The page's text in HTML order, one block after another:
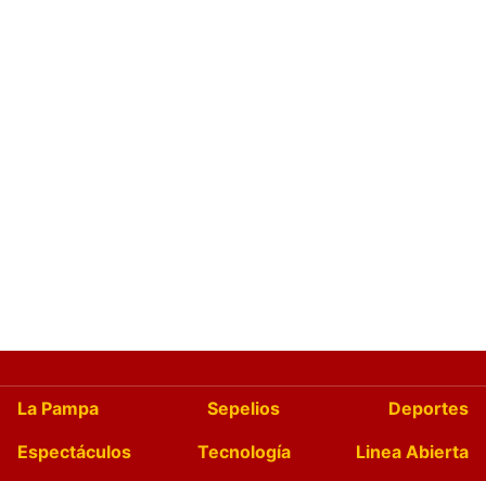
La Pampa Sepelios
Deportes
Espectáculos
Tecnología
Linea Abierta